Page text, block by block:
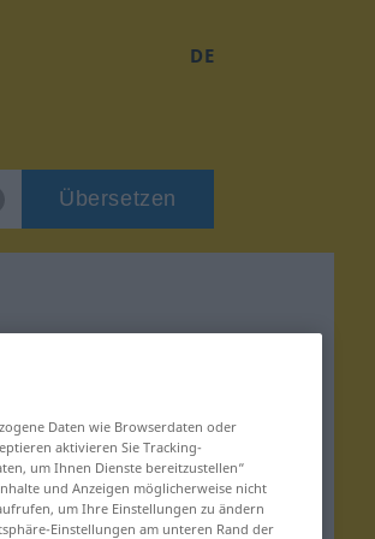
DE
Übersetzen
Daten wie Browserdaten oder
aktivieren Sie Tracking-
um Ihnen Dienste bereitzustellen“
und Anzeigen möglicherweise nicht
um Ihre Einstellungen zu ändern
Einstellungen am unteren Rand der